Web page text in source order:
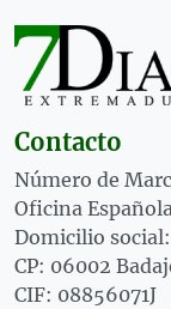
Contacto
Número de
Oficina
Domicilio
CP: 06002
CIF: 08856071J